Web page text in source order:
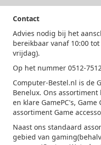
Contact
Advies nodig bij het
bereikbaar vanaf 10:00
vrijdag).
Op het nummer 0512-
Computer-Bestel.nl is de
Benelux. Ons
en klare GamePC's,
assortiment Game
Naast ons standaard
gebied van